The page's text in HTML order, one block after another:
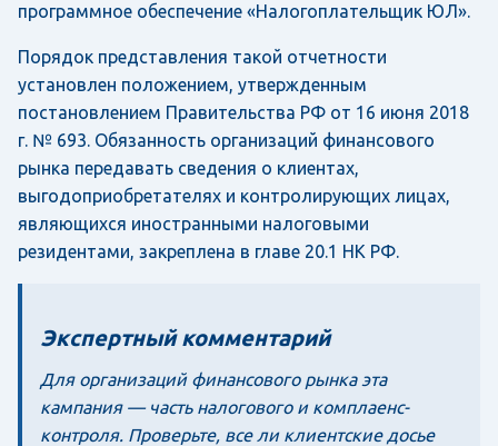
программное обеспечение «Налогоплательщик ЮЛ».
Порядок представления такой отчетности
установлен положением, утвержденным
постановлением Правительства РФ от 16 июня 2018
г. № 693. Обязанность организаций финансового
рынка передавать сведения о клиентах,
выгодоприобретателях и контролирующих лицах,
являющихся иностранными налоговыми
резидентами, закреплена в главе 20.1 НК РФ.
Экспертный комментарий
Для организаций финансового рынка эта
кампания — часть налогового и комплаенс-
контроля. Проверьте, все ли клиентские досье